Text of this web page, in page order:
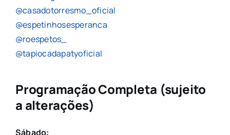
@casadotorresmo_oficial
@espetinhosesperanca
@roespetos_
@tapiocadapatyoficial
Programação Completa (sujeito
a alterações)
Sábado: